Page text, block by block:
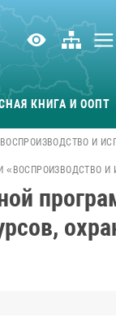
КНИГА И ООПТ
И